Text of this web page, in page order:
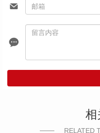
相
RELATED